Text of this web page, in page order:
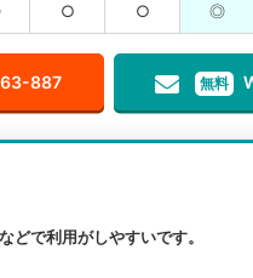
○ ○ ◎
887 無料
どで利用がしやすいです。